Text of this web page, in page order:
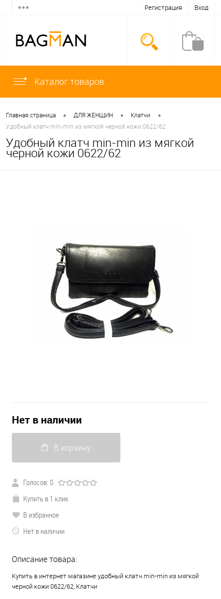
Регистрация Вход
Каталог товаров
Главная страница • ДЛЯ ЖЕНЩИН • Клатчи •
Удобный клатч min-min из мягкой черной кожи 0622/62
Удобный клатч min-min из мягкой
черной кожи 0622/62
Нет в наличии
В корзину
Голосов: 0
Купить в 1 клик
В избранное
Нет в наличии
Описание товара:
Купить в интернет магазине удобный клатч min-min из мягкой
черной кожи 0622/62, Клатчи